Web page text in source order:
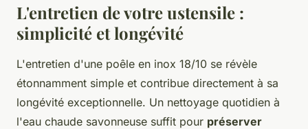
L'entretien de votre ustensile :
simplicité et longévité
L'entretien d'une poêle en inox 18/10 se révèle
étonnamment simple et contribue directement à sa
longévité exceptionnelle. Un nettoyage quotidien à
l'eau chaude savonneuse suffit pour préserver